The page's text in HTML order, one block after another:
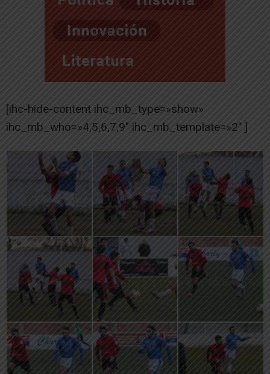
[ihc-hide-content ihc_mb_type=»show»
ihc_mb_who=»4,5,6,7,9″ ihc_mb_template=»2″ ]